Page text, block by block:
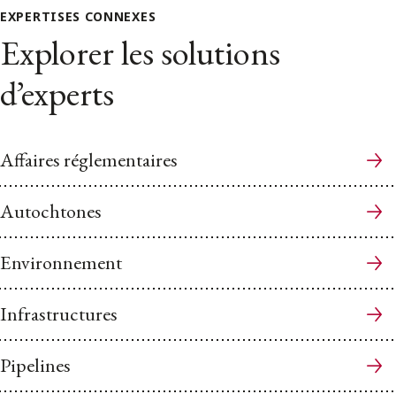
EXPERTISES CONNEXES
Explorer les solutions
d’experts
Affaires réglementaires
Autochtones
Environnement
Infrastructures
Pipelines